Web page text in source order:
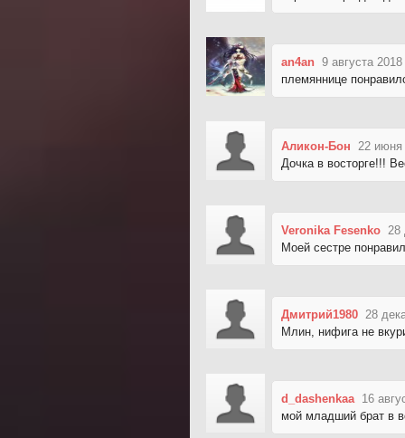
an4an 9 августа
племяннице
Аликон-Бон
22 июня
Дочка в восторге!!!
Veronika Fesenko 28
Моей сестре
Дмитрий1980 28
Млин, нифига не
d_dashenkaa 16
мой младший брат в